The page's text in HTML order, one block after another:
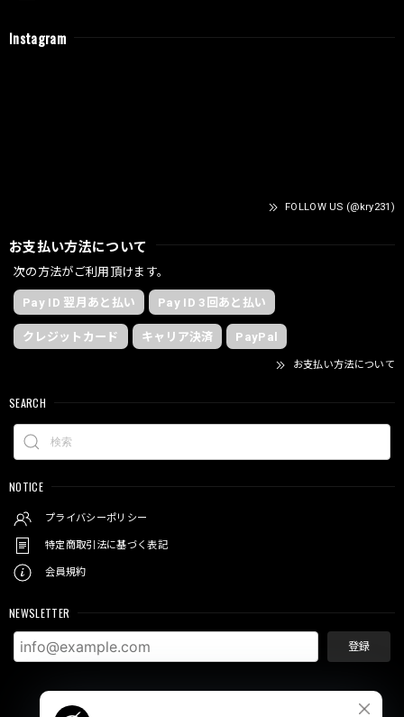
Instagram
FOLLOW US (@kry231)
お支払い方法について
次の方法がご利用頂けます。
Pay ID 翌月あと払い Pay ID 3回あと払い
クレジットカード キャリア決済 PayPal
お支払い方法について
SEARCH
NOTICE
プライバシーポリシー
特定商取引法に基づく表記
会員規約
NEWSLETTER
登録